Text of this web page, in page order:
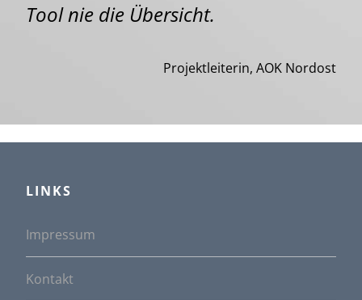
Tool nie die Übersicht.
Projektleiterin, AOK Nordost
LINKS
Impressum
Kontakt